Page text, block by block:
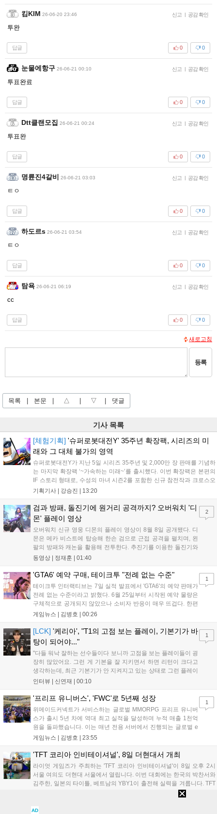
킴KIM 26-06-20 23:46 신고 | 공감 확인
투완
답글 0
0
눈물에항구 26-06-21 00:10 신고 | 공감 확인
투표완료
답글 0
0
Dtt클랜모집 26-06-21 00:24 신고 | 공감 확인
투표완
답글 0
0
명륜진4갈비 26-06-21 03:03 신고 | 공감 확인
ㅌㅇ
답글 0
0
하도르s 26-06-21 03:54 신고 | 공감 확인
ㅌㅇ
답글 0
0
탐욕 26-06-21 06:19 신고 | 공감 확인
cc
답글 0
0
새로고침
등록
목록 본문 △ ▽ 댓글
기사 목록
[체험기획] '슈퍼로봇대전Y' 35주년 확장팩, 시리즈의 미
래와 그 대체 불가의 영역
슈퍼로봇대전Y가 지난 5일 시리즈 35주년 및 2,000만 장 판매를 기념하
는 마지막 확장팩 ‘~가속하는 미래~’를 출시했다. 이번 확장팩은 본편의
IF 스토리 형태로, 수성의 마녀 시즌2를 포함한 신규 참전작과 크로스오
버 합체기를 선보이며 작품을 완결 짓는다. 기존 연출의 한계와 로봇 게
구현하며 시리즈의 미래를 향한 새로운 가능성을 제시했다....
기획기사 | 강승진 | 13:20
검과 방패, 돌진기에 원거리 공격까지? 오버워치 '디
몬' 플레이 영상
오버워치 신규 영웅 디몬의 플레이 영상이 8월 8일 공개됐다. 디
몬은 메카 비스트에 탑승해 한손 검으로 근접 공격을 펼치며, 왼
팔의 방패와 캐논을 활용해 전투한다. 추진기를 이용한 돌진기와
참격 형태의 궁극기를 보유했고, 메카 파괴 시 맨몸으로 기관총을
산의 영웅들 업데이트를 통해 정식 출시될 예정이다....
동영상 | 정재훈 | 01:40
2
'GTA6' 예약 구매, 테이크투 "전례 없는 수준"
테이크투 인터랙티브는 7일 실적 발표에서 'GTA6'의 예약 판매가
전례 없는 수준이라고 밝혔다. 6월 25일부터 시작된 예약 물량은
구체적으로 공개되지 않았으나 소비자 반응이 매우 뜨겁다. 한편
11월 19일 PS5와 Xbox 시리즈 X|S로 정식 출시될 예정이며, 록
상 'Grand Theft Auto VI: An Extended Look'을 최초 공개할 계획
이다....
게임뉴스 | 김병호 | 00:26
1
[LCK] '케리아', "T1의 고점 보는 플레이, 기본기가 바
탕이 되어야..."
"다들 워낙 잘하는 선수들이다 보니까 고점을 보는 플레이들이 굉
장히 많았어요. 그런 게 기본을 잘 지키면서 하면 리턴이 크다고
생각하는데, 최근 기본기가 안 지켜지고 있는 상태로 그런 플레이
를 추구하다 보니까 팀적으로 안 좋은 사고가 계속 많이 났던 것
LoL 챔피언스 코리아(LCK)'...
인터뷰 | 신연재 | 00:10
1
'프리프 유니버스', 'FWC'로 5년째 성장
위메이드커넥트가 서비스하는 글로벌 MMORPG 프리프 유니버
스가 출시 5년 차에 역대 최고 실적을 달성하며 누적 매출 1천억
원을 돌파했습니다. 이는 매년 전용 서버에서 진행되는 글로벌 e
스포츠 대회 FWC의 영향이 큽니다. FWC는 이용자가 동일한 조
은 전년 대비 매출과 이용자 지표가 대폭 상승하는 성과를 냈습니
다. 오는 10월 필리핀 마닐라에서 총상금 11만 달러 규모의 제4회
FWC 그랜드 파이널이 개최될 예정이며, 위메이드커넥트는 이를
통해 커뮤니티 중심의 장기 성장 모델을 지속할 방침입니다....
게임뉴스 | 김병호 | 23:55
1
'TFT 코리아 인비테이셔널', 8일 더현대서 개최
라이엇 게임즈가 주최하는 'TFT 코리아 인비테이셔널'이 8일 오후 2시
서울 여의도 더현대 서울에서 열립니다. 이번 대회에는 한국의 박찬서와
김주한, 일본의 타이틀, 베트남의 YBY1이 출전해 실력을 겨룹니다. TFT
는 소속팀 없이 개인 자격으로 참가하는 독특한 대회 구조를 가지며, 누
17일까지 이어지는 이번 행사는 신규 세트 체험과 공연 등 다양한 즐길
'TFT 와일드 팬페스트', 더현대 서울서 개막
AD